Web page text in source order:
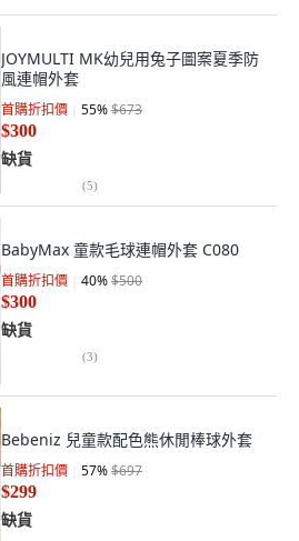
JOYMULTI MK幼兒用兔子圖案夏季防
風連帽外套
首購折扣價 55%$673
$300
缺貨
(5)
BabyMax 童款毛球連帽外套 C080
首購折扣價 40%$500
$300
缺貨
(3)
Bebeniz 兒童款配色熊休閒棒球外套
首購折扣價 57%$697
$299
缺貨